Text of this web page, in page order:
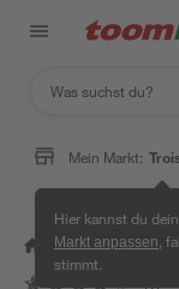
Mein Markt:
Hier kannst du
Markt anpassen ,
stimmt.
/ Wohnen &